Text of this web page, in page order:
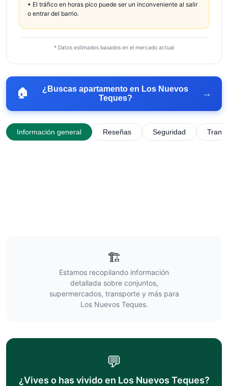
• El tráfico en horas pico puede ser un inconveniente al salir
o entrar del barrio.
* Datos estimados basados en el mercado actual
🏠 ¿Buscas apartamento en Los Nuevos
Teques? →
Información general Reseñas Seguridad
🏗️
Estamos recopilando información
detallada sobre conjuntos,
supermercados, transporte y más para
Los Nuevos Teques.
💬
¿Vives o has vivido en Los Nuevos Teques?